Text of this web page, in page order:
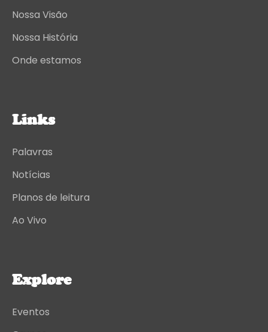
Nossa Visão
Nossa História
Onde estamos
Links
Palavras
Notícias
Planos de leitura
Ao Vivo
Explore
Eventos